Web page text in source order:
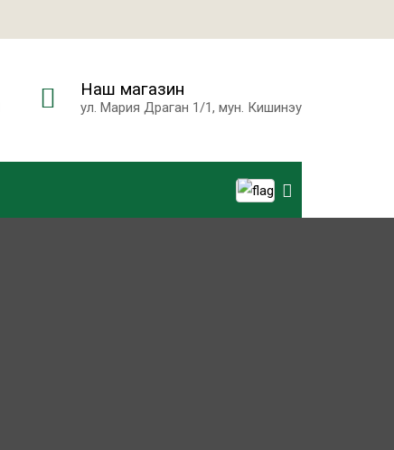
Наш магазин
ул. Мария Драган 1/1, мун. Кишинэу